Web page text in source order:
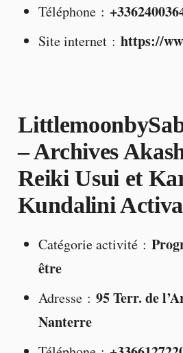
Téléphone :
Site internet : https://
– Archives
Reiki Usui et
Kundalini
Catégorie activité :
être
Adresse : 95 Terr. de
Nanterre